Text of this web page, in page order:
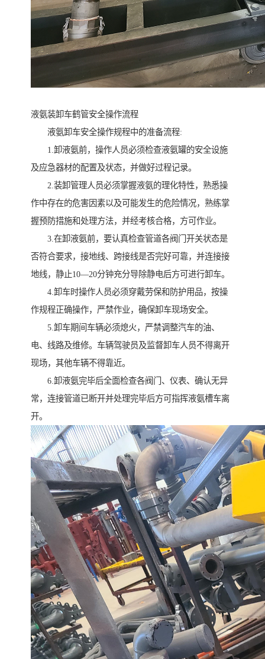
液氨装卸车鹤管安全操作流程
液氨卸车安全操作规程中的准备流程:
1.卸液氨前，操作人员必须检查液氨罐的安全设施
及应急器材的配置及状态，并做好过程记录。
2.装卸管理人员必须掌握液氨的理化特性，熟悉操
作中存在的危害因素以及可能发生的危险情况，熟练掌
握预防措施和处理方法，并经考核合格，方可作业。
3.在卸液氨前，要认真检查管道各阀门开关状态是
否符合要求，接地线、跨接线是否完好可靠，并连接接
地线，静止10—20分钟充分导除静电后方可进行卸车。
4.卸车时操作人员必须穿戴劳保和防护用品，按操
作规程正确操作，严禁作业，确保卸车现场安全。
5.卸车期间车辆必须熄火，严禁调整汽车的油、
电、线路及维修。车辆驾驶员及监督卸车人员不得离开
现场，其他车辆不得靠近。
6.卸液氨完毕后全面检查各阀门、仪表、确认无异
常，连接管道已断开并处理完毕后方可指挥液氨槽车离
开。